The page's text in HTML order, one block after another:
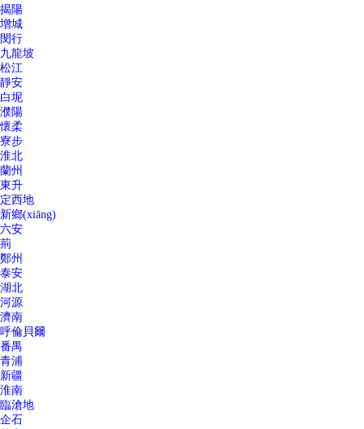
揭陽
增城
閔行
九龍坡
松江
靜安
白坭
濮陽
懷柔
寮步
淮北
蘭州
東升
定西地
新鄉(xiāng)
六安
荊
鄭州
泰安
湖北
河源
濟南
呼倫貝爾
番禺
青浦
新疆
淮南
臨滄地
企石